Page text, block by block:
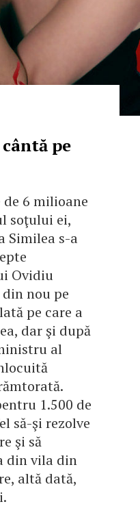
pe
de 6 milioane
soţului ei,
Similea s-a
Ovidiu
nou pe
pe care a
dar şi după
al
1.500 de
să-şi rezolve
şi să
din vila din
altă dată,